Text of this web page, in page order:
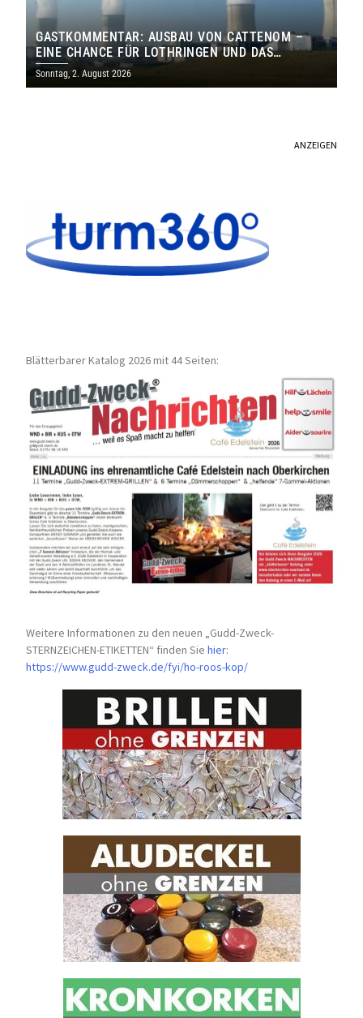
GASTKOMMENTAR: AUSBAU VON CATTENOM –
EINE CHANCE FÜR LOTHRINGEN UND DAS
SAARLAND
Sonntag, 2. August 2026
ANZEIGEN
Blätterbarer Katalog 2026 mit 44 Seiten:
Weitere Informationen zu den neuen „Gudd-Zweck-
STERNZEICHEN-ETIKETTEN“ finden Siehier:
https://www.gudd-zweck.de/fyi/ho-roos-kop/